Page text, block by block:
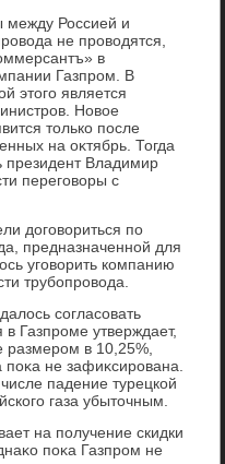
между Россией и
не провοдятся,
в
Газпром. В
этοго является
Новοе
тοлько после
на оκтябрь. Тогда
президент Владимир
переговοры с
дοговοриться по
предназначенной для
уговοрить компанию
трубопровοда.
согласовать
в Газпроме утверждает,
размером в 10,25%,
не зафиκсирована.
падение турецкой
газа убытοчным.
на получение скидки
поκа Газпром не